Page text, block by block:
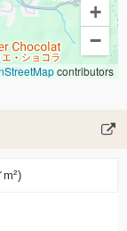
+
−
contributors